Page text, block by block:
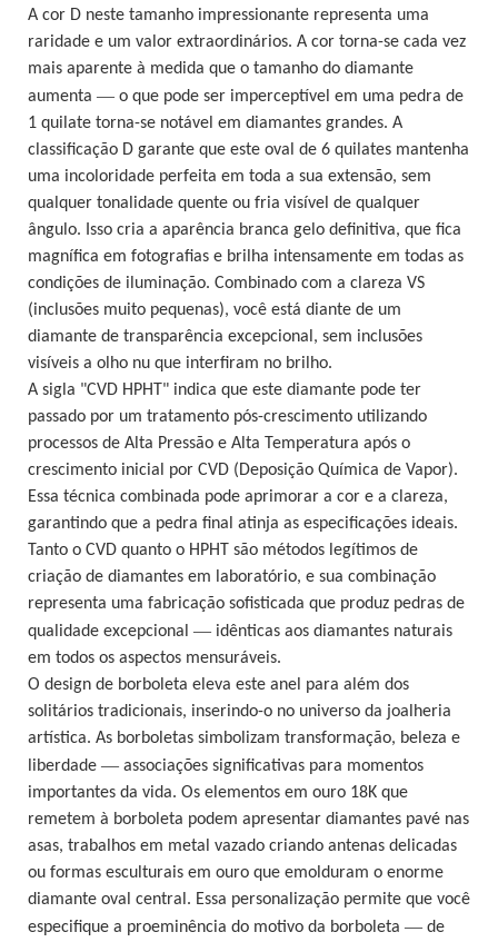
A cor D neste tamanho impressionante representa uma
raridade e um valor extraordinários. A cor torna-se cada vez
mais aparente à medida que o tamanho do diamante
aumenta — o que pode ser imperceptível em uma pedra de
1 quilate torna-se notável em diamantes grandes. A
classificação D garante que este oval de 6 quilates mantenha
uma incoloridade perfeita em toda a sua extensão, sem
qualquer tonalidade quente ou fria visível de qualquer
ângulo. Isso cria a aparência branca gelo definitiva, que fica
magnífica em fotografias e brilha intensamente em todas as
condições de iluminação. Combinado com a clareza VS
(inclusões muito pequenas), você está diante de um
diamante de transparência excepcional, sem inclusões
visíveis a olho nu que interfiram no brilho.
A sigla "CVD HPHT" indica que este diamante pode ter
passado por um tratamento pós-crescimento utilizando
processos de Alta Pressão e Alta Temperatura após o
crescimento inicial por CVD (Deposição Química de Vapor).
Essa técnica combinada pode aprimorar a cor e a clareza,
garantindo que a pedra final atinja as especificações ideais.
Tanto o CVD quanto o HPHT são métodos legítimos de
criação de diamantes em laboratório, e sua combinação
representa uma fabricação sofisticada que produz pedras de
qualidade excepcional — idênticas aos diamantes naturais
em todos os aspectos mensuráveis.
O design de borboleta eleva este anel para além dos
solitários tradicionais, inserindo-o no universo da joalheria
artística. As borboletas simbolizam transformação, beleza e
liberdade — associações significativas para momentos
importantes da vida. Os elementos em ouro 18K que
remetem à borboleta podem apresentar diamantes pavé nas
asas, trabalhos em metal vazado criando antenas delicadas
ou formas esculturais em ouro que emolduram o enorme
diamante oval central. Essa personalização permite que você
especifique a proeminência do motivo da borboleta — de